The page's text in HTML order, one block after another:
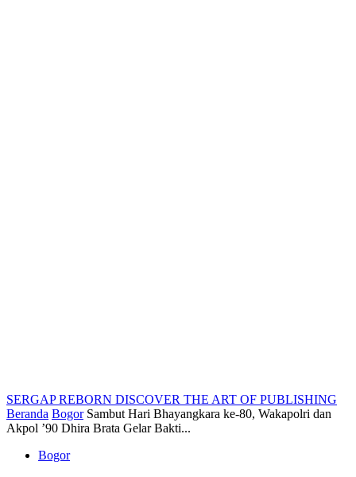
SERGAP REBORN DISCOVER THE ART OF PUBLISHING
Beranda Bogor Sambut Hari Bhayangkara ke-80, Wakapolri dan
Akpol ’90 Dhira Brata Gelar Bakti...
Bogor